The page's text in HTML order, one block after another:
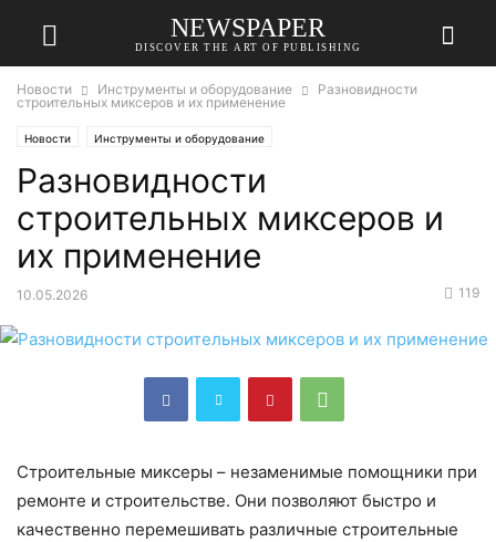
NEWSPAPER
DISCOVER THE ART OF PUBLISHING
Новости Инструменты и оборудование
Разновидности
строительных миксеров и их применение
Новости Инструменты и оборудование
Разновидности
строительных миксеров и
их применение
10.05.2026 119
Строительные миксеры – незаменимые помощники при
ремонте и строительстве. Они позволяют быстро и
качественно перемешивать различные строительные